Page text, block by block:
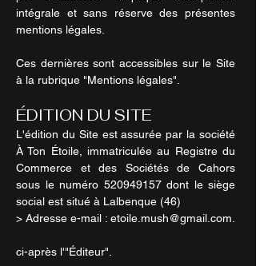
intégrale et sans réserve des présentes
mentions légales.
Ces dernières sont accessibles sur le Site
à la rubrique "Mentions légales".
ÉDITION DU SITE
L'édition du Site est assurée par la société
À Ton Étoile, immatriculée au Registre du
Commerce et des Sociétés de Cahors
sous le numéro 520949157dont le siège
social est situé à Lalbenque (46)
> Adresse e-mail : etoile.mush@gmail.com
ci-après l'"Éditeur".